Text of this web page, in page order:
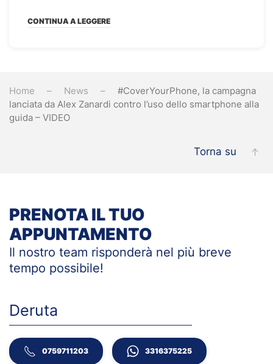
CONTINUA A LEGGERE
Home News
#CoverYourPhone, la campagna
lanciata da Alex Zanardi contro l’uso dello smartphone alla
guida – VIDEO
Torna su
PRENOTA IL TUO
APPUNTAMENTO
Il nostro team risponderà nel più breve
tempo possibile!
Deruta
0759711203 3316375225